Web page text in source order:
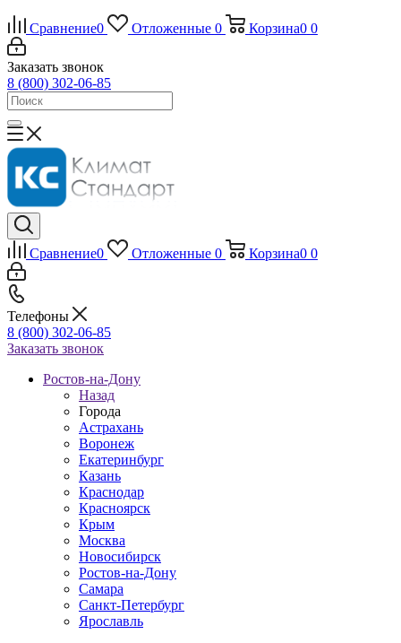
Сравнение0 Отложенные 0 Корзина0 0
Заказать звонок
8 (800) 302-06-85
Сравнение0 Отложенные 0 Корзина0 0
Телефоны
8 (800) 302-06-85
Заказать звонок
Ростов-на-Дону
Назад
Города
Астрахань
Воронеж
Екатеринбург
Казань
Краснодар
Красноярск
Крым
Москва
Новосибирск
Ростов-на-Дону
Самара
Санкт-Петербург
Ярославль